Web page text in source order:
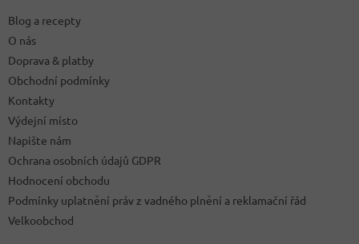
Blog a recepty
O nás
Doprava & platby
Obchodní podmínky
Kontakty
Výdejní místo
Napište nám
Ochrana osobních údajů GDPR
Hodnocení obchodu
Podmínky uplatnění práv z vadného plnění a reklamační řád
Velkoobchod